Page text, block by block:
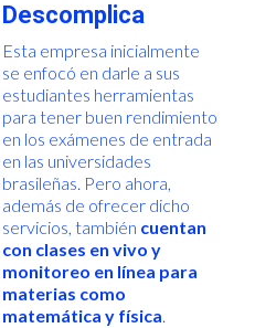
Descomplica
Esta empresa inicialmente
se enfocó en darle a sus
estudiantes herramientas
para tener buen rendimiento
en los exámenes de entrada
en las universidades
brasileñas. Pero ahora,
además de ofrecer dicho
servicios, también cuentan
con clases en vivo y
monitoreo en línea para
materias como
matemática y física.